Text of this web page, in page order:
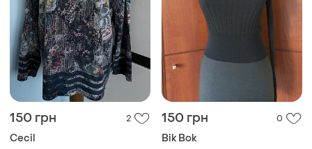
150 грн 2
Cecil
150 грн 0
Bik Bok